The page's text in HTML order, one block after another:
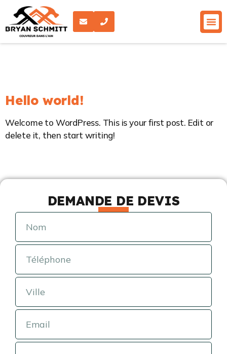
Hello world!
Welcome to WordPress. This is your first post. Edit or
delete it, then start writing!
DEMANDE DE DEVIS